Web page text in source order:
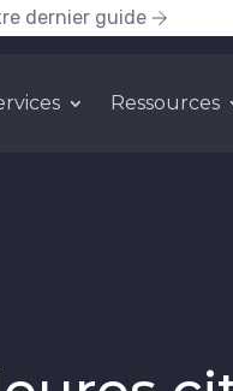
dernier guide
Ressources